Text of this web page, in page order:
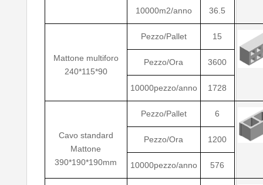
10000m2/anno 36.5
Mattone multiforo
240*115*90
Pezzo/Pallet 15
Pezzo/Ora 3600
10000pezzo/anno 1728
Cavo standard
Mattone
390*190*190mm
Pezzo/Pallet 6
Pezzo/Ora 1200
10000pezzo/anno 576